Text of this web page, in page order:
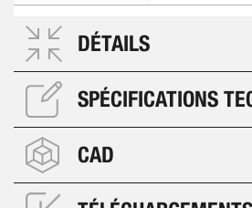
DÉTAILS
SPÉCIFICATIONS
CAD